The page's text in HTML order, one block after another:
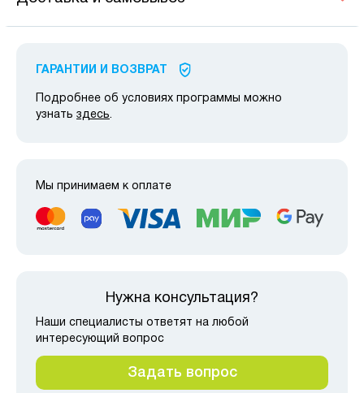
ГАРАНТИИ И ВОЗВРАТ
Подробнее об условиях программы можно
узнать здесь.
Мы принимаем к оплате
Нужна консультация?
Наши специалисты ответят на любой
интересующий вопрос
Задать вопрос